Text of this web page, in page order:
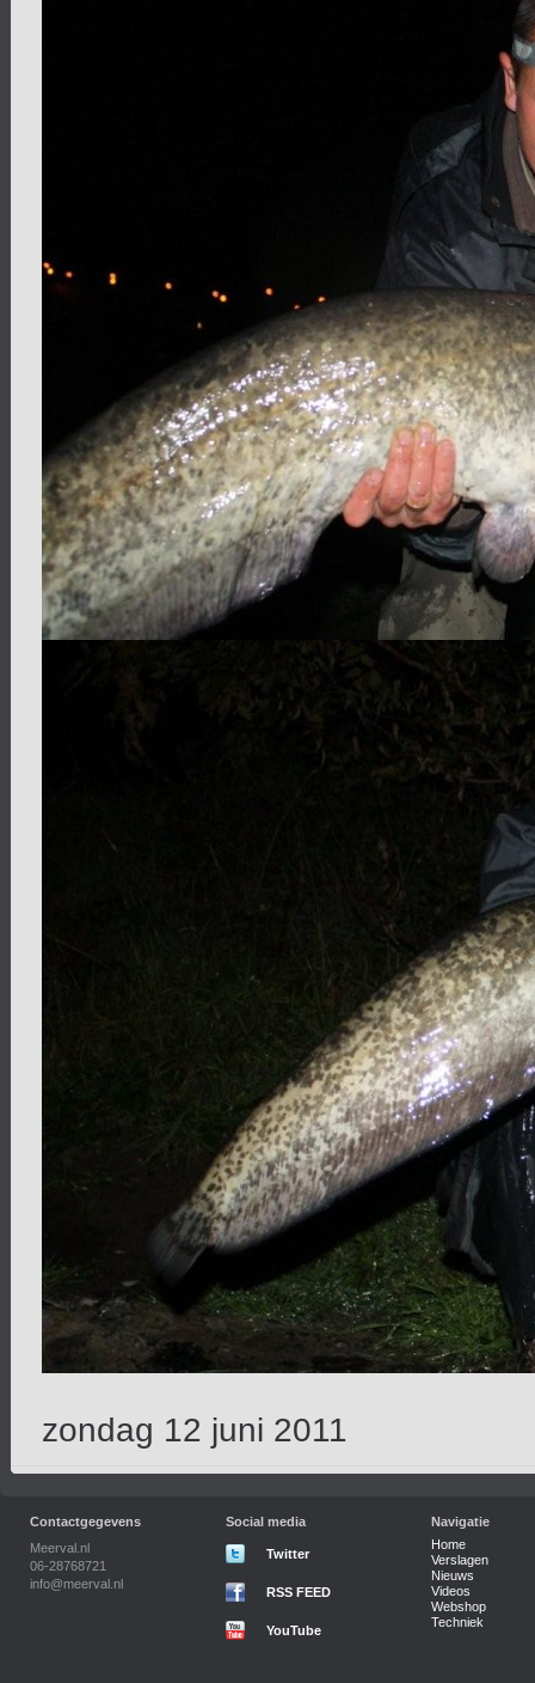
zondag 12 juni 2011
Contactgegevens
Meerval.nl
06-28768721
info@meerval.nl
Social media
Twitter
RSS FEED
YouTube
Navigatie
Home
Verslagen
Nieuws
Videos
Webshop
Techniek